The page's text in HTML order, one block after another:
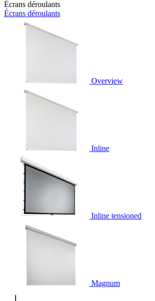
Écrans déroulants
Écrans déroulants
Overview
Inline
Inline tensioned
Magnum